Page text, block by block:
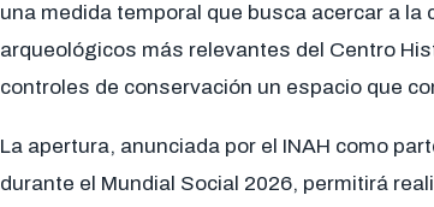
una medida temporal que busca acercar a
arqueológicos más relevantes del Centro
controles de conservación un espacio que
La apertura, anunciada por el INAH como
durante el Mundial Social 2026, permitirá